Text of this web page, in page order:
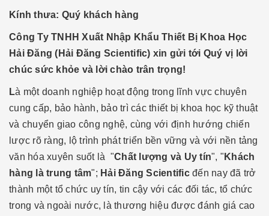
Kính thưa: Quý khách hàng
Công Ty TNHH Xuất Nhập Khẩu Thiết Bị Khoa Học
Hải Đăng (Hải Đăng Scientific) xin gửi tới Quý vị lời
chúc sức khỏe và lời chào trân trọng!
Là một doanh nghiệp hoạt động trong lĩnh vực chuyên
cung cấp, bảo hành, bảo trì các thiết bị khoa học kỹ thuật
và chuyển giao công nghệ, cùng với định hướng chiến
lược rõ ràng, lộ trình phát triển bền vững và với nền tảng
văn hóa xuyên suốt là "Chất lượng và Uy tín", " Khách
hàng là trung tâm"; Hải Đăng Scientificđến nay đã trở
thành một tổ chức uy tín, tin cậy với các đối tác, tổ chức
trong và ngoài nước, là thương hiệu được đánh giá cao